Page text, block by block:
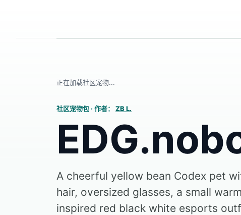
正在加载社区宠物...
社区宠物包 · 作者： ZB L.
A cheerful yellow bean Codex pet
hair, oversized glasses, a small
inspired red black white esports